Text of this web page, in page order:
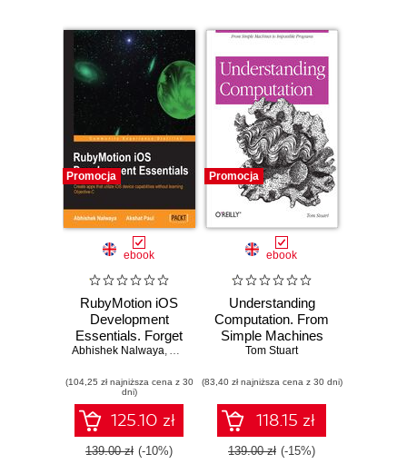
Promocja
ebook
RubyMotion iOS
Development
Essentials. Forget
the complexity of
applications with
Objective-C; with
this hands-on
guide you'll soon
be embracing the
Abhishek Nalwaya, Akshat Paul
(104,25 zł najniższa cena z 30
dni)
125.10 zł
139.00 zł (-10%)
Promocja
ebook
Understanding
Computation. From
Simple Machines
to Impossible
Tom Stuart
(83,40 zł najniższa cena z 30 dni)
118.15 zł
139.00 zł (-15%)